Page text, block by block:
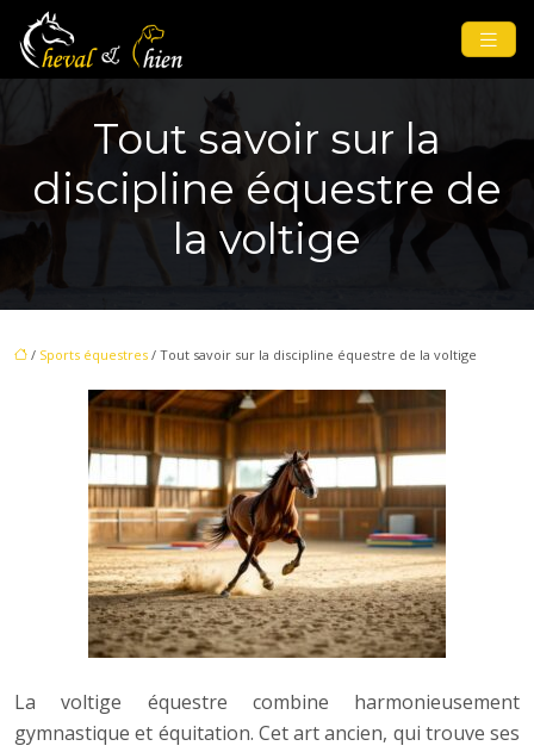
Tout savoir sur la
discipline équestre de
la voltige
/ Sports équestres / Tout savoir sur la discipline équestre de la voltige
La voltige équestre combine harmonieusement
gymnastique et équitation. Cet art ancien, qui trouve ses